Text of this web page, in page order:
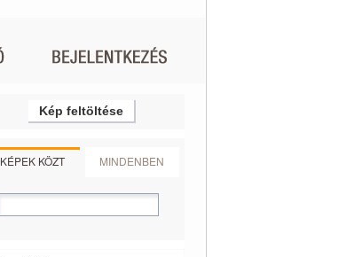
Kép feltöltése
KÉPEK KÖZT MINDENBEN